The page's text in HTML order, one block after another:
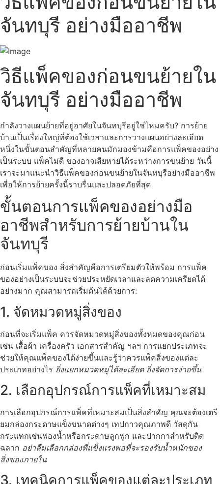
จันทบุรี อย่างมืออาชีพ
วิธีแพ็คของก่อนขนย้ายใน
จันทบุรี อย่างมืออาชีพ
กำลังวางแผนย้ายที่อยู่อาศัยในจันทบุรีอยู่ใช่ไหมครับ? การย้าย
บ้านเป็นเรื่องใหญ่ที่ต้องใช้เวลาและการวางแผนอย่างละเอียด
หนึ่งในขั้นตอนสำคัญที่หลายคนมักมองข้ามคือการแพ็คของอย่าง
เป็นระบบ แพ็คไม่ดี ของอาจเสียหายได้ระหว่างการขนย้าย วันนี้
เราจะมาแนะนำวิธีแพ็คของก่อนขนย้ายในจันทบุรีอย่างมืออาชีพ
เพื่อให้การย้ายครั้งนี้ราบรื่นและปลอดภัยที่สุด
ขั้นตอนการแพ็คของอย่างมือ
อาชีพสำหรับการย้ายบ้านใน
จันทบุรี
ก่อนเริ่มแพ็คของ สิ่งสำคัญคือการเตรียมตัวให้พร้อม การแพ็ค
ของอย่างเป็นระบบจะช่วยประหยัดเวลาและลดความเครียดได้
อย่างมาก คุณสามารถเริ่มต้นได้ด้วยการ:
1. จัดหมวดหมู่สิ่งของ
ก่อนที่จะเริ่มแพ็ค ควรจัดหมวดหมู่สิ่งของทั้งหมดของคุณก่อน
เช่น เสื้อผ้า เครื่องครัว เอกสารสำคัญ ฯลฯ การแยกประเภทจะ
ช่วยให้คุณแพ็คของได้ง่ายขึ้นและรู้ว่าควรแพ็คสิ่งของแต่ละ
ประเภทอย่างไร ยิ่งแยกหมวดหมู่ได้ละเอียด ยิ่งจัดการง่ายขึ้น
2. เลือกอุปกรณ์การแพ็คที่เหมาะสม
การเลือกอุปกรณ์การแพ็คที่เหมาะสมเป็นสิ่งสำคัญ คุณจะต้องเตรี
ยมกล่องกระดาษแข็งขนาดต่างๆ เทปกาวคุณภาพดี วัสดุกัน
กระแทกเช่นฟองน้ำหรือกระดาษลูกฟูก และปากกาสำหรับติด
ฉลาก อย่าลืมเลือกกล่องที่แข็งแรงพอที่จะรองรับน้ำหนักของ
สิ่งของภายใน
3. เทคนิคการแพ็คของแต่ละประเภท